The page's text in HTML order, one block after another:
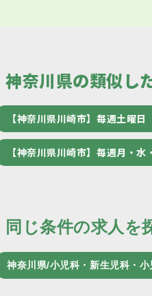
神奈川県の類似し
【神奈川県川崎市】毎週土
【神奈川県川崎市】毎週月
同じ条件の求人を
神奈川県/小児科・新生児科・